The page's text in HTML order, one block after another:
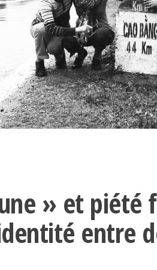
» et piété
entre